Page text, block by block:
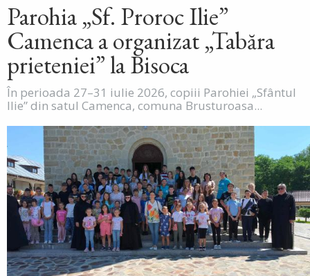
Parohia „Sf. Proroc Ilie”
Camenca a organizat „Tabăra
prieteniei” la Bisoca
În perioada 27–31 iulie 2026, copiii Parohiei „Sfântul
Ilie” din satul Camenca, comuna Brusturoasa...